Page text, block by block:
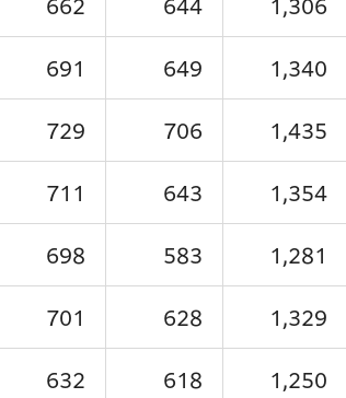
662 644 1,306
691 649 1,340
729 706 1,435
711 643 1,354
698 583 1,281
701 628 1,329
632 618 1,250